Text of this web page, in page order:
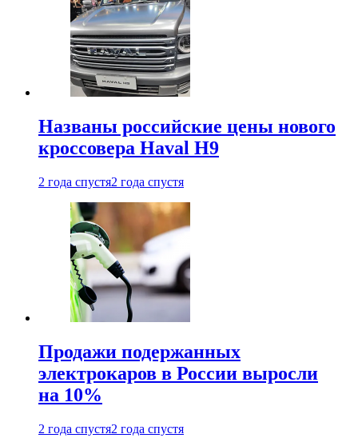
Названы российские цены нового
кроссовера Haval H9
2 года спустя2 года спустя
Продажи подержанных
электрокаров в России выросли
на 10%
2 года спустя2 года спустя